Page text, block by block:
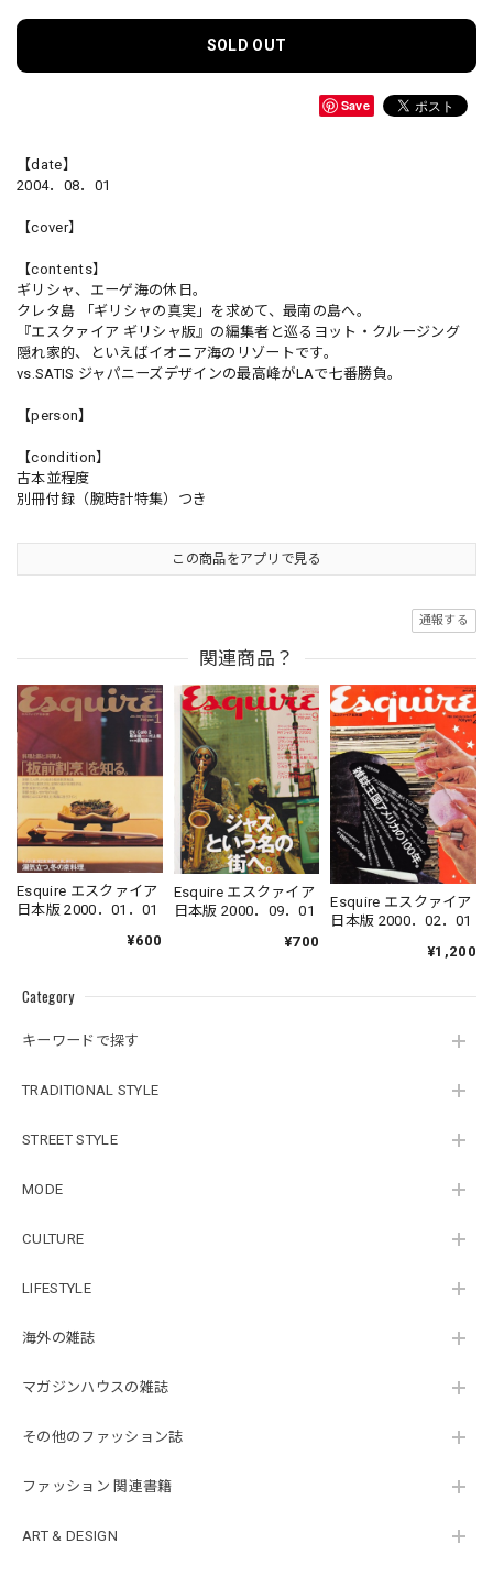
Category
キーワードで探す
TRADITIONAL STYLE
STREET STYLE
MODE
CULTURE
LIFESTYLE
海外の雑誌
マガジンハウスの雑誌
その他のファッション誌
ファッション 関連書籍
ART & DESIGN
SOLD OUT
Save
【date】
2004．08．01
【cover】
【contents】
ギリシャ、エーゲ海の休日。
クレタ島 「ギリシャの真実」を求めて、最南の島へ。
『エスクァイア ギリシャ版』の編集者と巡るヨット・クルージング
隠れ家的、といえばイオニア海のリゾートです。
vs.SATIS ジャパニーズデザインの最高峰がLAで七番勝負。
【person】
【condition】
古本並程度
別冊付録（腕時計特集）つき
この商品をアプリで見る
通報する
関連商品？
Esquire エスクァイア
日本版 2000．01．01
¥600
Esquire エスクァイア
日本版 2000．09．01
¥700
Esquire エスクァイア
日本版 2000．02．01
¥1,200